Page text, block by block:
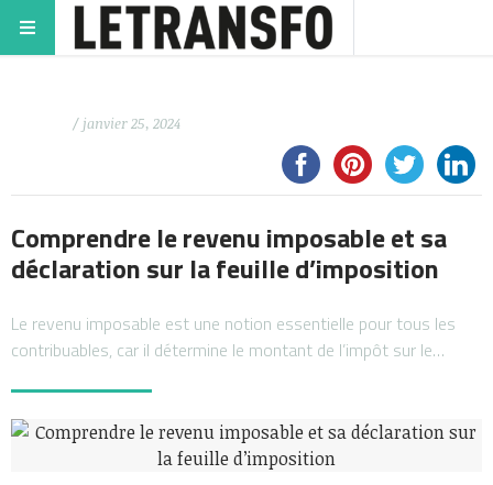
/ janvier 25, 2024
Comprendre le revenu imposable et sa
déclaration sur la feuille d’imposition
Le revenu imposable est une notion essentielle pour tous les
contribuables, car il détermine le montant de l’impôt sur le…